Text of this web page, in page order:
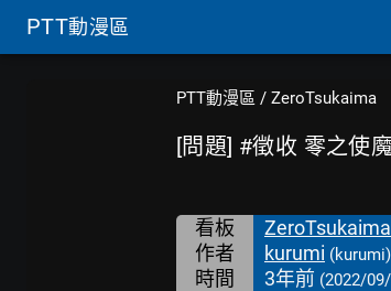
PTT動漫區
PTT動漫區 / ZeroTsukaima
[問題] #徵收 零之使
看板
ZeroTsukaima
作者
kurumi (kurumi)
時間 3年前 (2022/